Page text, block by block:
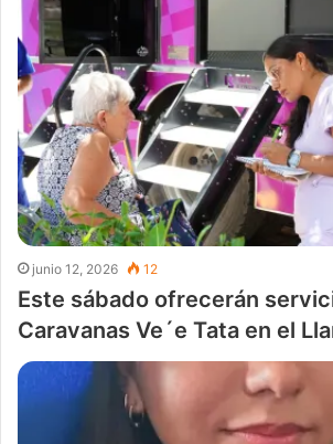
junio 12, 2026 12
Este sábado ofrecerán
Caravanas Ve´e Tata en el